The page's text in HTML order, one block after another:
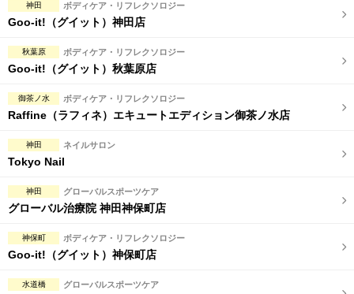
スタッフ指名可
駅から徒歩5分以内
こだわり条件を変更
神田 ボディケア・リフレクソロジー
Goo-it!（グイット）神田店
秋葉原 ボディケア・リフレクソロジー
Goo-it!（グイット）秋葉原店
御茶ノ水 ボディケア・リフレクソロジー
Raffine（ラフィネ）エキュートエディション御茶ノ水店
神田 ネイルサロン
Tokyo Nail
神田 グローバルスポーツケア
グローバル治療院 神田神保町店
神保町 ボディケア・リフレクソロジー
Goo-it!（グイット）神保町店
水道橋 グローバルスポーツケア